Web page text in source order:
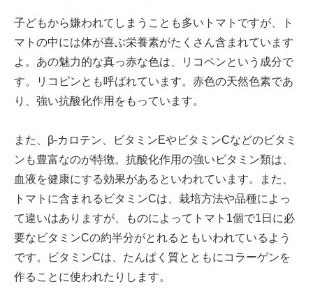
子どもから嫌われてしまうことも多いトマトですが、ト
マトの中には体が喜ぶ栄養素がたくさん含まれています
よ。あの魅力的な真っ赤な色は、リコペンという成分で
す。リコピンとも呼ばれています。赤色の天然色素であ
り、強い抗酸化作用をもっています。
また、β‐カロテン、ビタミンEやビタミンCなどのビタミ
ンも豊富なのが特徴。抗酸化作用の強いビタミン類は、
血液を健康にする効果があるといわれています。また、
トマトに含まれるビタミンCは、栽培方法や品種によっ
て違いはありますが、ものによってトマト1個で1日に必
要なビタミンCの約半分がとれるともいわれているよう
です。ビタミンCは、たんぱく質とともにコラーゲンを
作ることに使われたりします。